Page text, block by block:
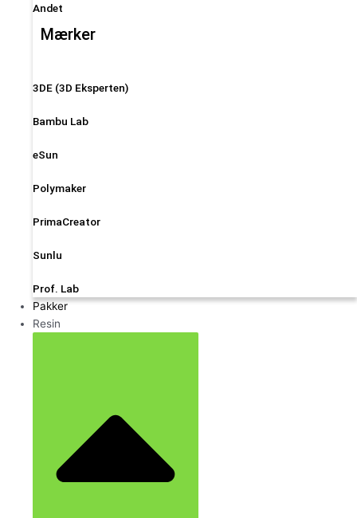
Andet
Mærker
3DE (3D Eksperten)
Bambu Lab
eSun
Polymaker
PrimaCreator
Sunlu
Prof. Lab
Pakker
Resin